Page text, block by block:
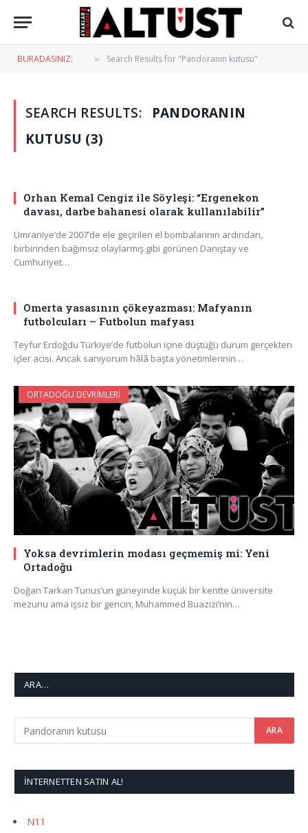
BURADASINIZ: » Search Results for "Pandoranın kutusu"
SEARCH RESULTS:
PANDORANIN
KUTUSU (3)
Orhan Kemal Cengiz ile Söyleşi: “Ergenekon
davası, darbe bahanesi olarak kullanılabilir”
Ümraniye’de 2007’de ele geçirilen el bombalarının ardından,
birbirinden bağımsız olaylarmış gibi görünen Danıştay ve
Cumhuriyet…
Omerta yasasının çökeyazması: Mafyanın
futbolcuları – Futbolun mafyası
Teyfur Erdoğdu Türkiye’de futbolun içine düştüğü durum gerçekten
içler acısı. Ancak sanıyorum hâlâ başta yönetimlerinin…
ORTADOĞU DEVRIMLERI
Yoksa devrimlerin modası geçmemiş mi: Yeni
Ortadoğu
Doğan Tarkan Tunus’un güneyinde küçük bir kentte üniversite
mezunu ama işsiz bir gencin, Muhammed Buazizi’nin…
ARA…
İNTERNETTEN SATIN AL!
N11